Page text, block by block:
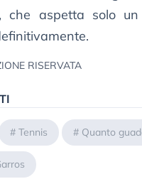
che aspetta solo
RISERVATA
# Tennis # Quanto